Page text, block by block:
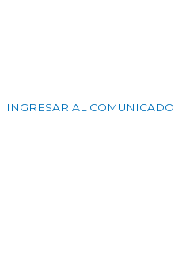
INGRESAR AL COMUNICADO